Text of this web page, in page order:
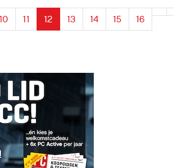
opladen tijdens de vlucht niet langer is
toegestaan. De nieuwe regels zijn bedoeld
om de veiligheid aan boord verder te
10 11 12 13 14 15 16